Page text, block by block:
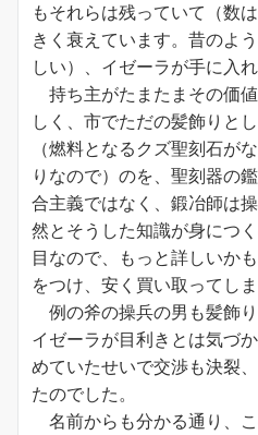
もそれらは残っていて（数
きく衰えています。昔のよ
しい）、イゼーラが手に入
持ち主がたまたまその価
しく、市でただの髪飾りと
（燃料となるクズ聖刻石が
りなので）のを、聖刻器の
合主義ではなく、鍛冶師は
然とそうした知識が身につ
目なので、もっと詳しいか
をつけ、安く買い取ってしま
例の斧の操兵の男も髪飾り
イゼーラが目利きとは気づ
めていたせいで交渉も決裂
たのでした。
名前からも分かる通り、